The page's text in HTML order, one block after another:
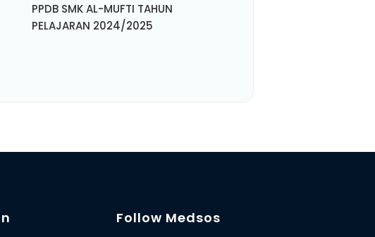
PPDB SMK AL-MUFTI TAHUN
PELAJARAN 2024/2025
Follow Medsos